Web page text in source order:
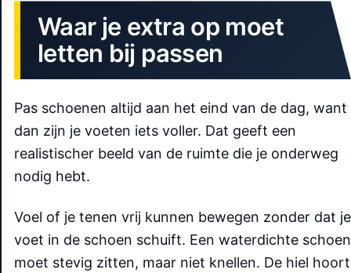
Waar je extra op moet
letten bij passen
Pas schoenen altijd aan het eind van de dag, want
dan zijn je voeten iets voller. Dat geeft een
realistischer beeld van de ruimte die je onderweg
nodig hebt.
Voel of je tenen vrij kunnen bewegen zonder dat je
voet in de schoen schuift. Een waterdichte schoen
moet stevig zitten, maar niet knellen. De hiel hoort